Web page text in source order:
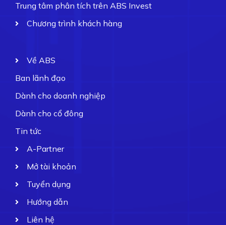
Trung tâm phân tích trên ABS Invest
Chương trình khách hàng
Về ABS
Ban lãnh đạo
Dành cho doanh nghiệp
Dành cho cổ đông
Tin tức
A-Partner
Mở tài khoản
Tuyển dụng
Hướng dẫn
Liên hệ